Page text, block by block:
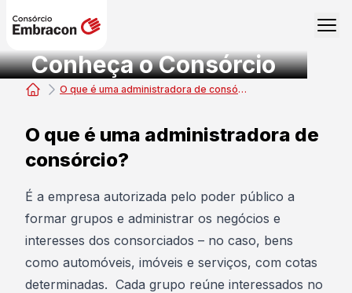
Conheça o Consórcio
O que é uma administradora de consórcio?
O que é uma administradora de
consórcio?
É a empresa autorizada pelo poder público a
formar grupos e administrar os negócios e
interesses dos consorciados – no caso, bens
como automóveis, imóveis e serviços, com cotas
determinadas. Cada grupo reúne interessados no